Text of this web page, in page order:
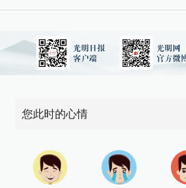
您此时的心情